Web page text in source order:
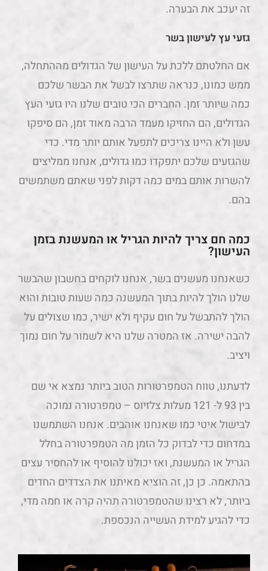
זה יעכב את הבערה.
גזעי עץ לעישון בשר
אם החלטתם ללכת על העישון של הגדולים מההתחלה,
ממש כמונו, כנראה שתרצו לבשל את הבשר שלכם
כמה שיותר זמן. החברים הכי טובים שלנו היו גזעי העץ
הגדולים, הם החזיקו מעמד הרבה מאוד זמן, הם סיפקו
עשן ולא היינו צריכים לתפעל אותם יותר מדי. כדי
שהגזעים שלכם יתפקדו כמו גדולים, אנחנו ממליצים
להשרות אותם במים כמה דקות לפני שאתם משתמשים
בהם.
כמה חם צריך להיות הגריל או המעשנת בזמן
העישון?
כשאנחנו מעשנים בשר, אנחנו לוקחים בחשבון שהבשר
שלנו הולך להיות בתוך המעשנה כמה שעות טובות והוא
הולך להתבשל על חום עקיף ולא ישיר, כמו שצולים על
להבה ישירה. אז המטרה שלנו היא לשמור על חום נמוך
ויציב.
לדעתנו, טווח הטמפרטורות הטוב ביותר נמצא אי שם
בין 93 ל- 121 מעלות צלזיוס – טמפרטורה נמוכה
לבישול איטי כמו שאנחנו אוהבים. אנחנו השתמשנו
במדחום כדי לבדוק כל הזמן מה הטמפרטורה בחלל
הגריל או המעשנת, ואז יכולנו להוסיף או להחסיר עצים
בהתאמה. כן כן, זה הוציא מאיתנו את הצדדים החדים
ביותר, לא רצינו שהטמפרטורה תהיה קרה או חמה מדי,
כדי להגיע למידת העשייה הנכספת.